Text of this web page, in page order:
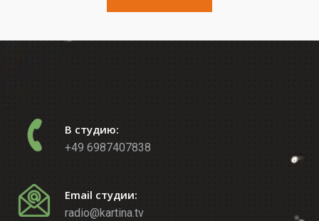
В студию:
+49 6987407838
Email студии:
radio@kartina.tv